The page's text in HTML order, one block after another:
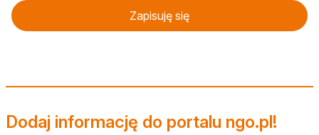
Zapisuję się
otwiera się w nowej karcie
Dodaj informację do portalu ngo.pl!